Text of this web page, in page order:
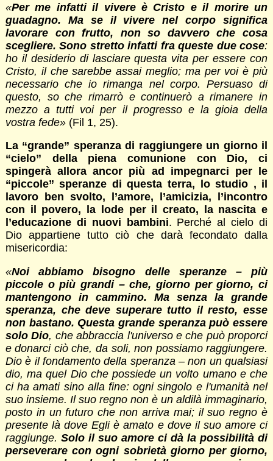
«Per me infatti il vivere è Cristo e il morire un
guadagno. Ma se il vivere nel corpo significa
lavorare con frutto, non so davvero che cosa
scegliere. Sono stretto infatti fra queste due cose:
ho il desiderio di lasciare questa vita per essere con
Cristo, il che sarebbe assai meglio; ma per voi è più
necessario che io rimanga nel corpo. Persuaso di
questo, so che rimarrò e continuerò a rimanere in
mezzo a tutti voi per il progresso e la gioia della
vostra fede» (Fil 1, 25).
La “grande” speranza di raggiungere un giorno il
“cielo” della piena comunione con Dio, ci
spingerà allora ancor più ad impegnarci per le
“piccole” speranze di questa terra, lo studio , il
lavoro ben svolto, l’amore, l’amicizia, l’incontro
con il povero, la lode per il creato, la nascita e
l’educazione di nuovi bambini. Perché al cielo di
Dio appartiene tutto ciò che darà fecondato dalla
misericordia:
«Noi abbiamo bisogno delle speranze – più
piccole o più grandi – che, giorno per giorno, ci
mantengono in cammino. Ma senza la grande
speranza, che deve superare tutto il resto, esse
non bastano. Questa grande speranza può essere
solo Dio, che abbraccia l'universo e che può proporci
e donarci ciò che, da soli, non possiamo raggiungere.
Dio è il fondamento della speranza – non un qualsiasi
dio, ma quel Dio che possiede un volto umano e che
ci ha amati sino alla fine: ogni singolo e l'umanità nel
suo insieme. Il suo regno non è un aldilà immaginario,
posto in un futuro che non arriva mai; il suo regno è
presente là dove Egli è amato e dove il suo amore ci
raggiunge. Solo il suo amore ci dà la possibilità di
perseverare con ogni sobrietà giorno per giorno,